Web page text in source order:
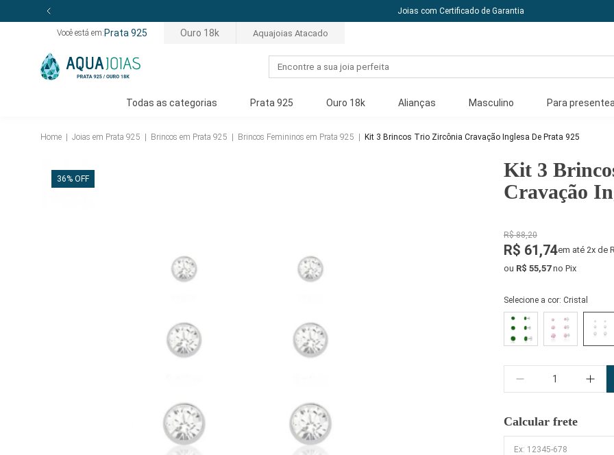
Você está em: Prata 925 Ouro 18k Aquajoias Atacado
Todas as categorias Prata 925 Ouro 18k Alianças Masculino Para
Home | Joias em Prata 925 | Brincos em Prata 925 | Brincos Femininos em Prata 925 | Kit 3 Brincos Trio Zircônia Cravação Inglesa De Prata 925
36% OFF
Kit 3
Cravação
R$ 88,20
R$ 61,74em até 2x de
ou R$ 55,57no Pix
Selecione a cor: Cristal
Quantidade
Calcular frete